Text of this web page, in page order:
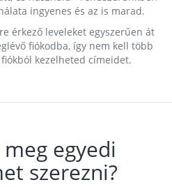
ingyenes és az is marad.
érkező leveleket egyszerűen át
fiókodba, így nem kell több
kezelheted címeidet.
egyedi
szerezni?